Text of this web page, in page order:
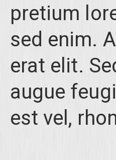
pretium
sed enim.
erat elit.
augue
est vel,